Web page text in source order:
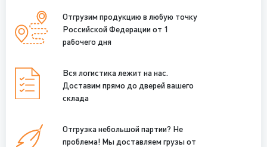
Отгрузим продукцию в любую точку
Российской Федерации от 1
рабочего дня
Вся логистика лежит на нас.
Доставим прямо до дверей вашего
склада
Отгрузка небольшой партии? Не
проблема! Мы доставляем грузы от